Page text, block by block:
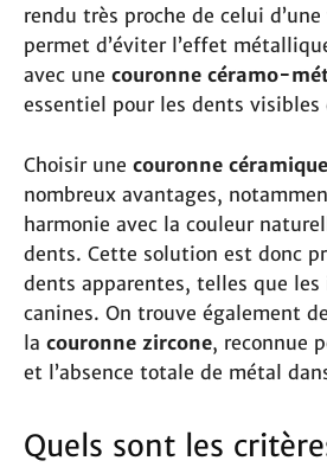
rendu très proche de celui
permet d’éviter l’effet
avec une couronne céramo-
essentiel pour les dents visibles
Choisir une couronne céramique
nombreux avantages,
harmonie avec la couleur
dents. Cette solution est donc
dents apparentes, telles que
canines. On trouve également
la couronne zircone, reconnue
et l’absence totale de métal
Quels sont les